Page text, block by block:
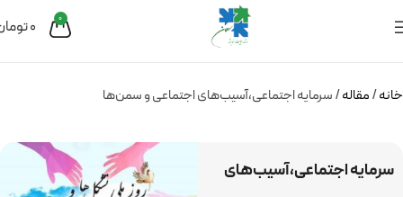
0
0
خانه مقاله سرمایه اجتماعی،‌آسیب‌های اجتماعی و سمن‌ها
سرمایه اجتماعی،‌آسیب‌های